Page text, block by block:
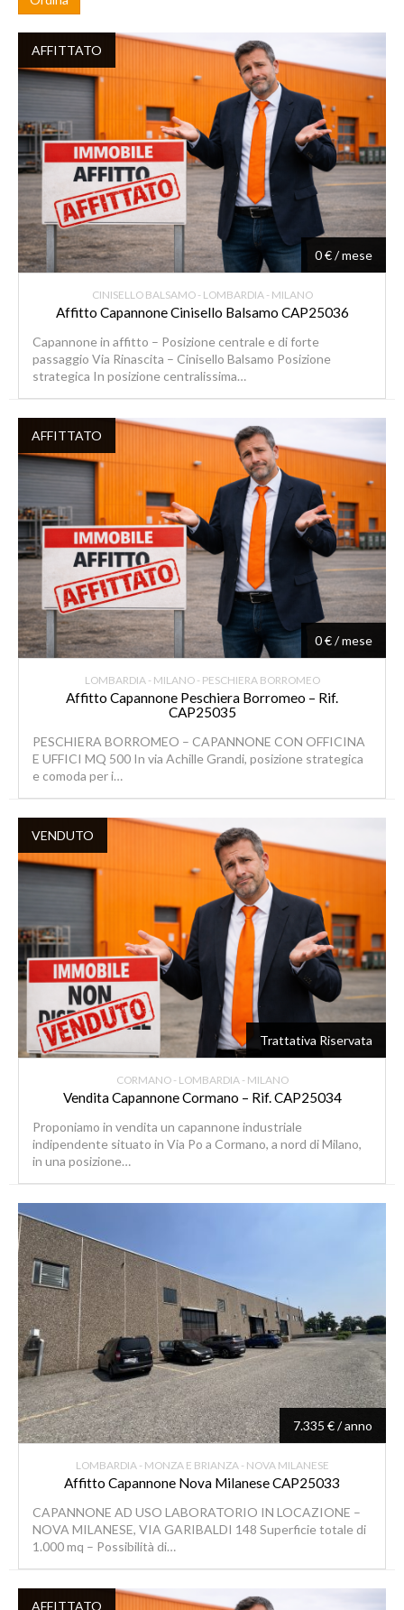
AFFITTATO
0 € / mese
CINISELLO BALSAMO - LOMBARDIA - MILANO
Affitto Capannone Cinisello Balsamo CAP25036
Capannone in affitto – Posizione centrale e di forte
passaggio Via Rinascita – Cinisello Balsamo Posizione
strategica In posizione centralissima…
AFFITTATO
0 € / mese
LOMBARDIA - MILANO - PESCHIERA BORROMEO
Affitto Capannone Peschiera Borromeo – Rif.
CAP25035
PESCHIERA BORROMEO – CAPANNONE CON OFFICINA
E UFFICI MQ 500 In via Achille Grandi, posizione strategica
e comoda per i…
VENDUTO
Trattativa Riservata
CORMANO - LOMBARDIA - MILANO
Vendita Capannone Cormano – Rif. CAP25034
Proponiamo in vendita un capannone industriale
indipendente situato in Via Po a Cormano, a nord di Milano,
in una posizione…
7.335 € / anno
LOMBARDIA - MONZA E BRIANZA - NOVA MILANESE
Affitto Capannone Nova Milanese CAP25033
CAPANNONE AD USO LABORATORIO IN LOCAZIONE –
NOVA MILANESE, VIA GARIBALDI 148 Superficie totale di
1.000 mq – Possibilità di…
AFFITTATO